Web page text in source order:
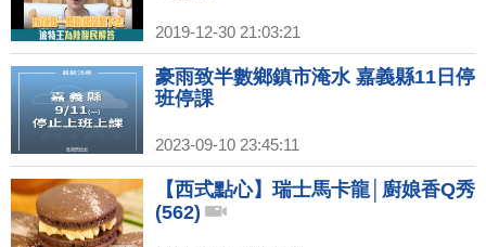
2019-12-30 21:03:21
豪雨致半數鄉鎮市淹水 嘉義縣11日停
班停課
2023-09-10 23:45:11
【西式點心】瑞士馬卡龍│廚娘香Q秀
(562)